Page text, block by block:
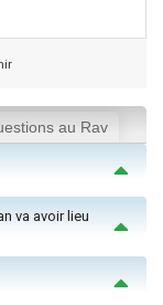
au Rav
va avoir lieu